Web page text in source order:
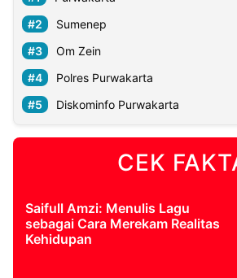
Sumenep
Om Zein
Polres Purwakarta
Diskominfo Purwakarta
CEK
Saifull Amzi: Menulis Lagu
sebagai Cara Merekam Realitas
Kehidupan